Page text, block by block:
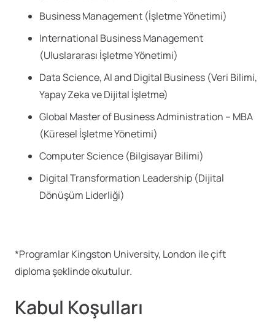
Business Management (İşletme Yönetimi)
International Business Management
(Uluslararası İşletme Yönetimi)
Data Science, AI and Digital Business (Veri Bilimi,
Yapay Zeka ve Dijital İşletme)
Global Master of Business Administration – MBA
(Küresel İşletme Yönetimi)
Computer Science (Bilgisayar Bilimi)
Digital Transformation Leadership (Dijital
Dönüşüm Liderliği)
*Programlar Kingston University, London ile çift
diploma şeklinde okutulur.
Kabul Koşulları